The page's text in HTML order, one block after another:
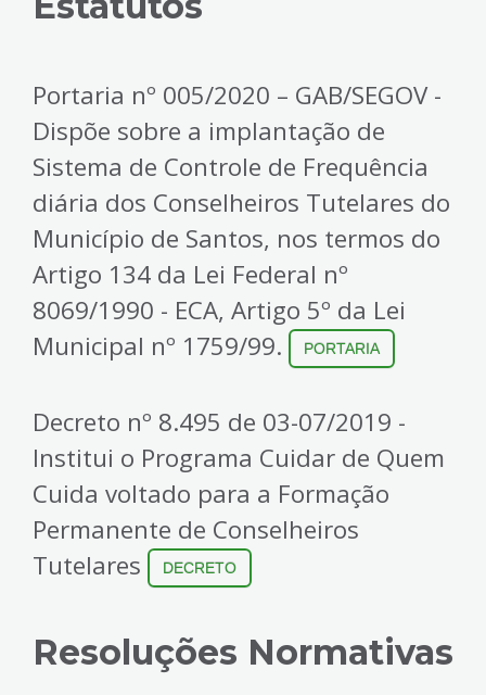
Portaria nº 005/2020 – GAB/SEGOV -
Dispõe sobre a implantação de
Sistema de Controle de Frequência
diária dos Conselheiros Tutelares do
Município de Santos, nos termos do
Artigo 134 da Lei Federal nº
8069/1990 - ECA, Artigo 5º da Lei
Municipal nº 1759/99.
PORTARIA
Decreto nº 8.495 de 03-07/2019 -
Institui o Programa Cuidar de Quem
Cuida voltado para a Formação
Permanente de Conselheiros
Tutelares
DECRETO
Resoluções Normativas